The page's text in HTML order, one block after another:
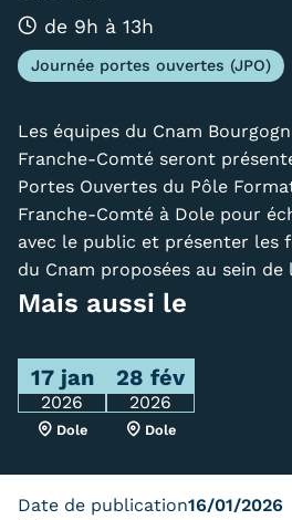
Quoi de neuf au Cnam BFC?
Actualités
Agenda
Revue de presse
Contact
Contacts services
Formulaire de
Formations
Trouver votre
de 9h à 13h
Journée portes ouvertes (JPO)
Les équipes du Cnam
Franche-Comté seront
Portes Ouvertes du Pôle
Franche-Comté à Dole pour
avec le public et présenter les
du Cnam proposées au sein de
Mais aussi le
17 jan
2026
Dole
28 fév
2026
Dole
Date de publication16/01/2026